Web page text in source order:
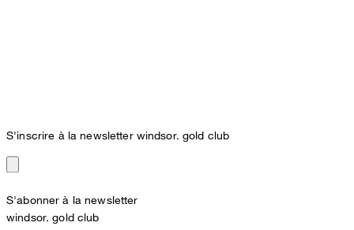
S'inscrire à la newsletter windsor. gold club
S'abonner à la newsletter
windsor. gold club